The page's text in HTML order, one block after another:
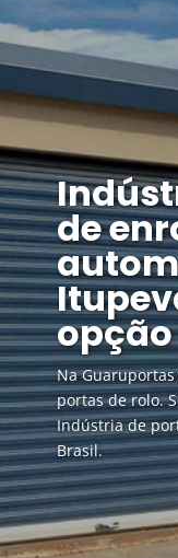
de
opção
Na
portas de rolo.
Indústria de
Brasil.